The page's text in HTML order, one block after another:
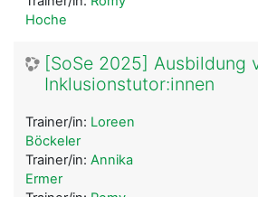
Hoche
[SoSe 2025] Ausbildung
Inklusionstutor:innen
Trainer/in: Loreen
Böckeler
Trainer/in: Annika
Ermer